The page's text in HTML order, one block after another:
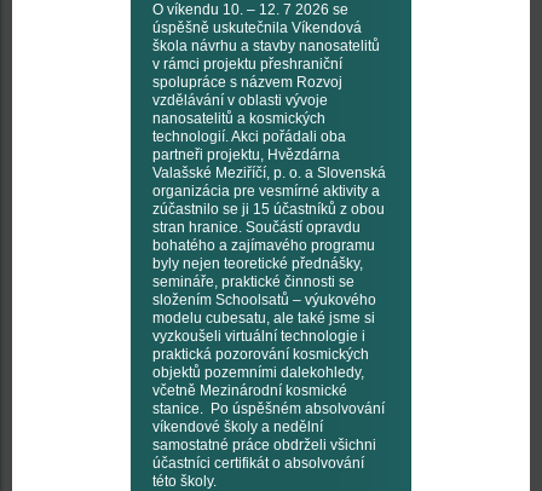
O víkendu 10. – 12. 7 2026 se
úspěšně uskutečnila Víkendová
škola návrhu a stavby nanosatelitů
v rámci projektu přeshraniční
spolupráce s názvem Rozvoj
vzdělávání v oblasti vývoje
nanosatelitů a kosmických
technologií. Akci pořádali oba
partneři projektu, Hvězdárna
Valašské Meziříčí, p. o. a Slovenská
organizácia pre vesmírné aktivity a
zúčastnilo se ji 15 účastníků z obou
stran hranice. Součástí opravdu
bohatého a zajímavého programu
byly nejen teoretické přednášky,
semináře, praktické činnosti se
složením Schoolsatů – výukového
modelu cubesatu, ale také jsme si
vyzkoušeli virtuální technologie i
praktická pozorování kosmických
objektů pozemními dalekohledy,
včetně Mezinárodní kosmické
stanice. Po úspěšném absolvování
víkendové školy a nedělní
samostatné práce obdrželi všichni
účastníci certifikát o absolvování
této školy.